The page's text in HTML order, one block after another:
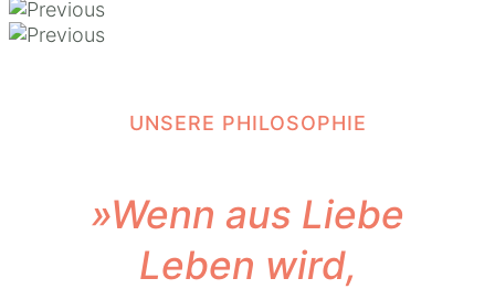
UNSERE PHILOSOPHIE
»Wenn aus Liebe
Leben wird,